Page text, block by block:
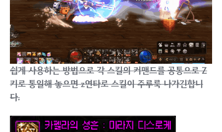
쉽게 사용하는 방법으로 각 스킬의 커맨드를 공통으로 Z
키로 통일해 놓으면 z연타로 스킬이 주루룩 나가긴합니
다.